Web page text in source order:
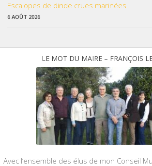
Escalopes de dinde crues marinées
6 AOÛT 2026
LE MOT DU MAIRE – FRANÇOIS
Avec l’ensemble des élus de mon Conseil